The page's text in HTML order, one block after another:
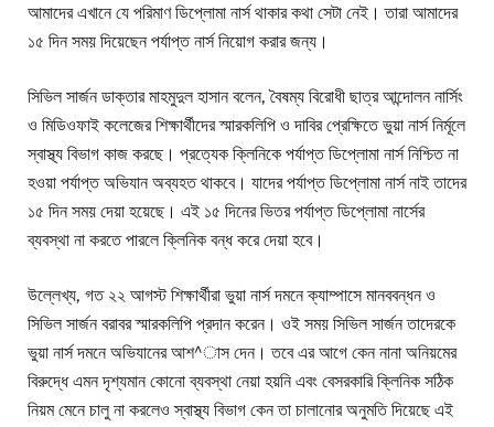
আমাদের এখানে যে পরিমাণ ডিপ্লোমা নার্স থাকার কথা সেটা নেই। তারা আমাদের
১৫ দিন সময় দিয়েছেন পর্যাপ্ত নার্স নিয়োগ করার জন্য।
সিভিল সার্জন ডাক্তার মাহমুদুল হাসান বলেন, বৈষম্য বিরোধী ছাত্র আন্দোলন নার্সিং
ও মিডিওফাই কলেজের শিক্ষার্থীদের স্মারকলিপি ও দাবির প্রেক্ষিতে ভুয়া নার্স নির্মূলে
স্বাস্থ্য বিভাগ কাজ করছে। প্রত্যেক ক্লিনিকে পর্যাপ্ত ডিপ্লোমা নার্স নিশ্চিত না
হওয়া পর্যাপ্ত অভিযান অব্যহত থাকবে। যাদের পর্যাপ্ত ডিপ্লোমা নার্স নাই তাদের
১৫ দিন সময় দেয়া হয়েছে। এই ১৫ দিনের ভিতর পর্যাপ্ত ডিপ্লোমা নার্সের
ব্যবস্থা না করতে পারলে ক্লিনিক বন্ধ করে দেয়া হবে।
উল্লেখ্য, গত ২২ আগস্ট শিক্ষার্থীরা ভুয়া নার্স দমনে ক্যাম্পাসে মানববন্ধন ও
সিভিল সার্জন বরাবর স্মারকলিপি প্রদান করেন। ওই সময় সিভিল সার্জন তাদেরকে
ভুয়া নার্স দমনে অভিযানের আশ^াস দেন। তবে এর আগে কেন নানা অনিয়মের
বিরুদ্ধে এমন দৃশ্যমান কোনো ব্যবস্থা নেয়া হয়নি এবং বেসরকারি ক্লিনিক সঠিক
নিয়ম মেনে চালু না করলেও স্বাস্থ্য বিভাগ কেন তা চালানোর অনুমতি দিয়েছে এই